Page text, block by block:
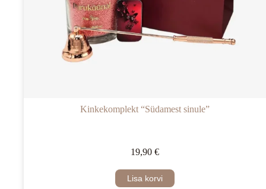
Kinkekomplekt “Südamest sinule”
19,90 €
Lisa korvi